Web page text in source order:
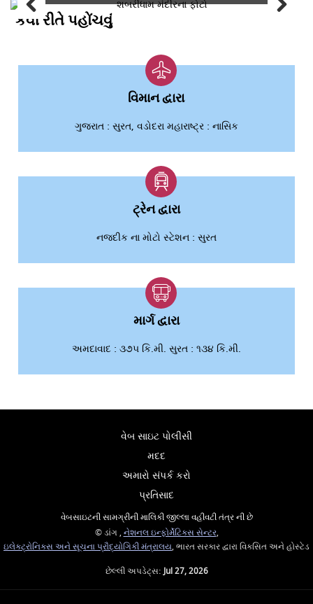
કેવી રીતે પહોંચવું
વિમાન દ્વારા
ગુજરાત : સુરત, વડોદરા મહારાષ્ટ્ર : નાસિક
ટ્રેન દ્વારા
નજદીક ના મોટો સ્ટેશન : સુરત
માર્ગ દ્વારા
અમદાવાદ : ૩૭૫ કિ.મી. સુરત : ૧૩૪ કિ.મી.
વેબ સાઇટ પોલીસી
મદદ
અમારો સંપર્ક કરો
પ્રતિસાદ
વેબસાઇટની સામગ્રીની માલિકી જીલ્લા વહીવટી તંત્ર ની છે
© ડાંગ , નેશનલ ઇન્ફોર્મેટિક્સ સેન્ટર,
ઇલેક્ટ્રોનિક્સ અને સૂચના પ્રૌદ્યોગિકી મંત્રાલય, ભારત સરકાર દ્વારા વિકસિત અને હોસ્ટેડ
છેલ્લી અપડેટ્સ:Jul 27, 2026